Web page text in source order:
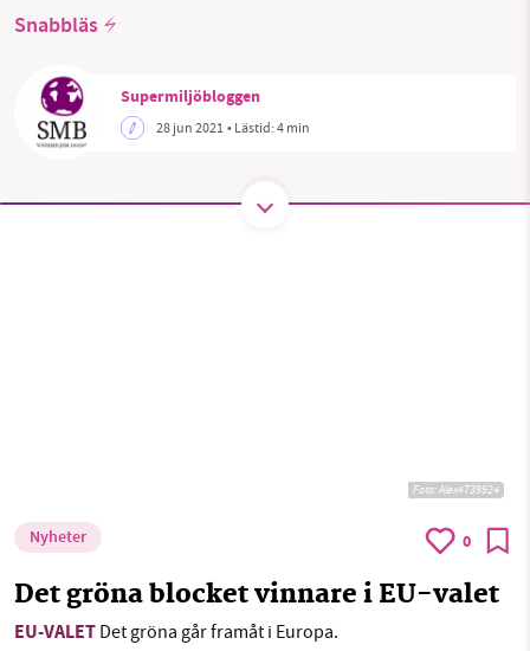
Snabbläs
Supermiljöbloggen
28 jun 2021• Lästid:4 min
Foto:Alex4739924
Nyheter 0
Det gröna blocket vinnare i EU-valet
EU-VALET Det gröna går framåt i Europa.
SMB kämpar för en hållbar framtid. Sedan